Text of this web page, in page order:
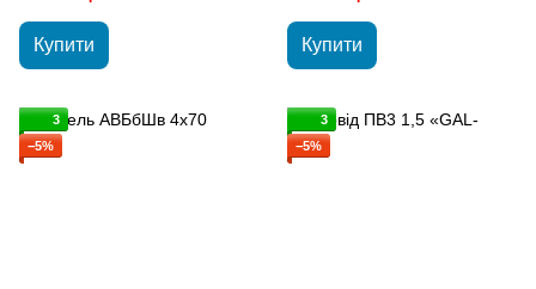
Купити Купити
3
−5%
3
−5%